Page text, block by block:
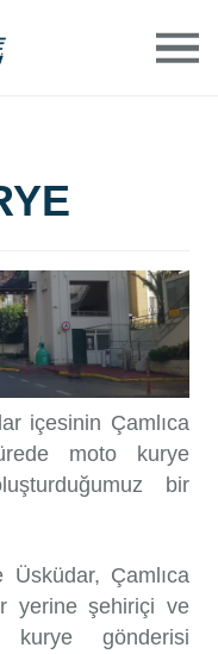
içesinin Çamlıca
moto kurye
bir
Çamlıca
yerine şehiriçi ve
kurye gönderisi